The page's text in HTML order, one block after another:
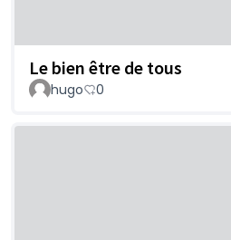
Le bien être de tous
hugo 0